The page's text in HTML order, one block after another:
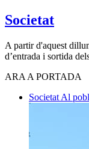
Societat
A partir d'aquest
d’entrada i sortida
ARA A PORTADA
Societat Al